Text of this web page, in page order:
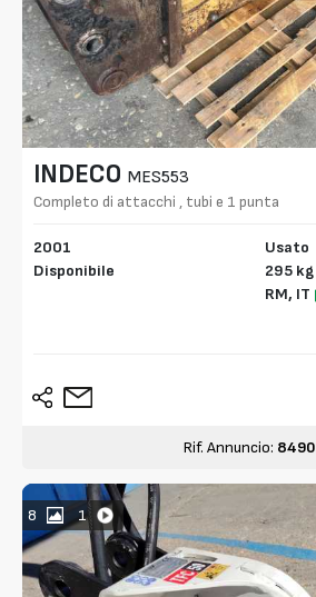
INDECO MES553
Completo di attacchi , tubi e 1 punta
2001
Disponibile
Usato
295 kg
RM, IT
Rif. Annuncio: 8490
8 1